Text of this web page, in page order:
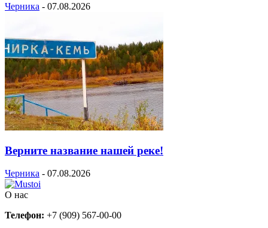
Черника - 07.08.2026
Верните название нашей реке!
Черника - 07.08.2026
О нас
Телефон: +7 (909) 567-00-00